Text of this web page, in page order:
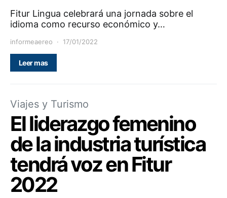
Fitur Lingua celebrará una jornada sobre el
idioma como recurso económico y…
informeaereo 17/01/2022
Leer mas
Viajes y Turismo
El liderazgo femenino
de la industria turística
tendrá voz en Fitur
2022